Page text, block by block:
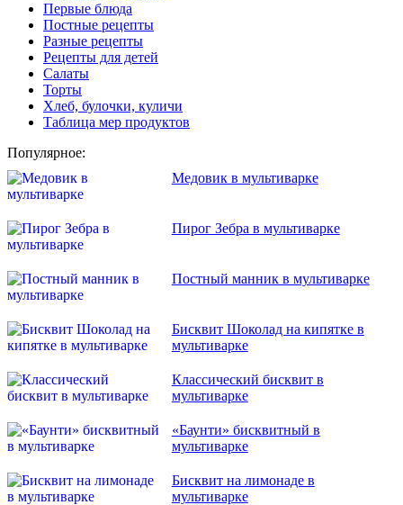
Первые блюда
Постные рецепты
Разные рецепты
Рецепты для детей
Салаты
Торты
Хлеб, булочки, куличи
Таблица мер продуктов
Популярное:
Медовик в мультиварке
Пирог Зебра в мультиварке
Постный манник в мультиварке
Бисквит Шоколад на кипятке в
мультиварке
Классический бисквит в
мультиварке
«Баунти» бисквитный в
мультиварке
Бисквит на лимонаде в
мультиварке